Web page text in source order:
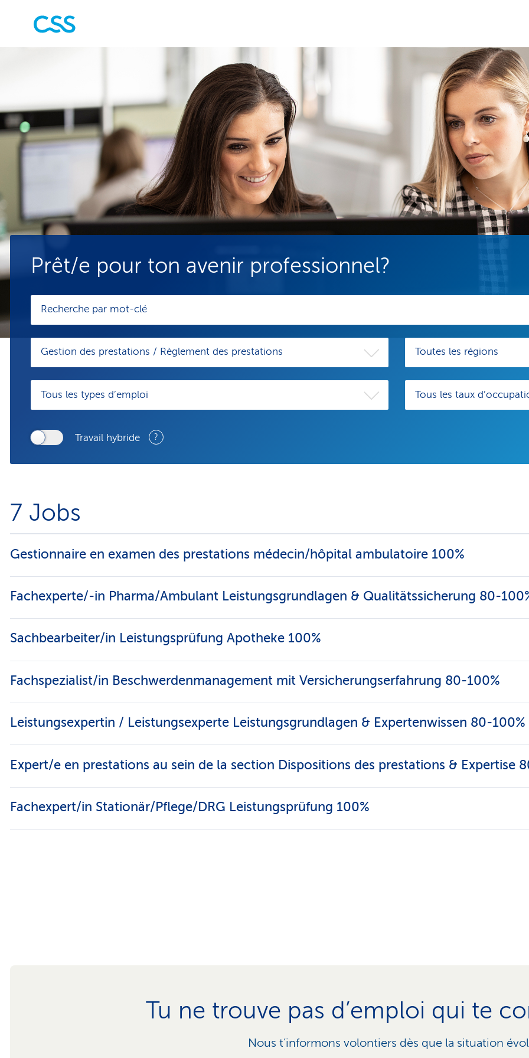
Prêt/e pour ton avenir professionnel?
Gestion des prestations / Règlement des prestations Toutes les régions
Tous les types d’emploi Tous les taux
Travail hybride ?
7 Jobs
Gestionnaire en examen des prestations médecin/hôpital ambulatoire 100%
Fachexperte/-in Pharma/Ambulant Leistungsgrundlagen & Qualitätssicherung 80-
Sachbearbeiter/in Leistungsprüfung Apotheke 100%
Fachspezialist/in Beschwerdenmanagement mit Versicherungserfahrung 80-100%
Leistungsexpertin / Leistungsexperte Leistungsgrundlagen & Expertenwissen 80-100%
Expert/e en prestations au sein de la section Dispositions des prestations & Expertise
Fachexpert/in Stationär/Pflege/DRG Leistungsprüfung 100%
Tu ne trouve pas d’emploi qui te
Nous t’informons volontiers dès que la situation